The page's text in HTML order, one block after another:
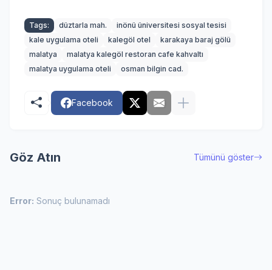
Tags: düztarla mah.
inönü üniversitesi sosyal tesisi
kale uygulama oteli
kalegöl otel
karakaya baraj gölü
malatya
malatya kalegöl restoran cafe kahvaltı
malatya uygulama oteli
osman bilgin cad.
Facebook
Göz Atın Tümünü göster
Error: Sonuç bulunamadı